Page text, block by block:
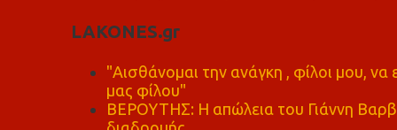
LAKONES.gr
"Αισθάνομαι την ανάγκη , φίλοι μου,
μας φίλου"
ΒΕΡΟΥΤΗΣ: Η απώλεια του Γιάννη